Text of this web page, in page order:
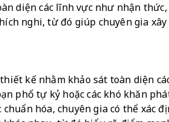
diện các lĩnh vực như nhận
nghi, từ đó giúp chuyên gia
kế nhằm khảo sát toàn diện
phổ tự kỷ hoặc các khó khăn
hóa, chuyên gia có thể xác